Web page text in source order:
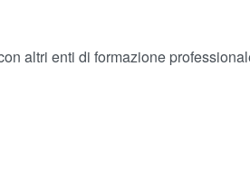
altri enti di formazione